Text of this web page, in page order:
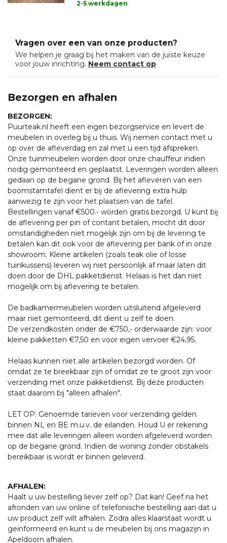
2-5 werkdagen
Vragen over een van onze producten?
We helpen je graag bij het maken van de juiste keuze
voor jouw inrichting. Neem contact op
Bezorgen en afhalen
BEZORGEN:
Puurteak.nl heeft een eigen bezorgservice en levert de
meubelen in overleg bij u thuis. Wij nemen contact met u
op over de afleverdag en zal met u een tijd afspreken.
Onze tuinmeubelen worden door onze chauffeur indien
nodig gemonteerd en geplaatst. Leveringen worden alleen
gedaan op de begane grond. Bij het afleveren van een
boomstamtafel dient er bij de aflevering extra hulp
aanwezig te zijn voor het plaatsen van de tafel.
Bestellingen vanaf €500.- worden gratis bezorgd. U kunt bij
de aflevering per pin of contant betalen, mocht dit door
omstandigheden niet mogelijk zijn om bij de levering te
betalen kan dit ook voor de aflevering per bank of in onze
showroom. Kleine artikelen (zoals teak olie of losse
tuinkussens) leveren wij niet persoonlijk af maar laten dit
doen door de DHL pakketdienst. Helaas is het dan niet
mogelijk om bij aflevering te betalen.
De badkamermeubelen worden uitsluitend afgeleverd
maar niet gemonteerd, dit dient u zelf te doen.
De verzendkosten onder de €750,- orderwaarde zijn: voor
kleine pakketten €7,50 en voor eigen vervoer €24,95.
Helaas kunnen niet alle artikelen bezorgd worden. Of
omdat ze te breekbaar zijn of omdat ze te groot zijn voor
verzending met onze pakketdienst. Bij deze producten
staat daarom bij "alleen afhalen".
LET OP: Genoemde tarieven voor verzending gelden
binnen NL en BE m.u.v. de eilanden. Houd U er rekening
mee dat alle leveringen alleen worden afgeleverd worden
op de begane grond. Indien de woning zonder obstakels
bereikbaar is wordt er binnen geleverd.
AFHALEN:
Haalt u uw bestelling liever zelf op? Dat kan! Geef na het
afronden van uw online of telefonische bestelling aan dat u
uw product zelf wilt afhalen. Zodra alles klaarstaat wordt u
geïnformeerd en kunt u de meubelen bij ons magazijn in
Apeldoorn afhalen.